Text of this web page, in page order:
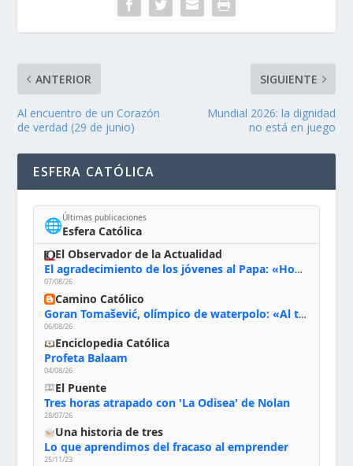
ANTERIOR
Al encuentro de un Corazón
de verdad (29 de junio)
SIGUIENTE
Mundial 2026: la dignidad
no está en juego
ESFERA CATÓLICA
🌐Últimas publicaciones
Esfera Católica
El Observador de la Actualidad
El agradecimiento de los jóvenes al Papa: «Hoy nos sentimos Iglesia»
07/08/26
Camino Católico
Goran Tomašević, olímpico de waterpolo: «Al terminar el Camino de Santiago entregué mi vida a Cristo; hablé con Dios y le dije: ‘Estoy listo; estoy a tu servicio. Puedo llevar lo que sea necesario para ti’»
06/08/26
Enciclopedia Católica
Profeta Balaam
04/08/26
El Puente
Tres horas atrapado con 'La Odisea' de Nolan
28/07/26
Una historia de tres
Lo que aprendimos del fracaso al emprender
25/11/23